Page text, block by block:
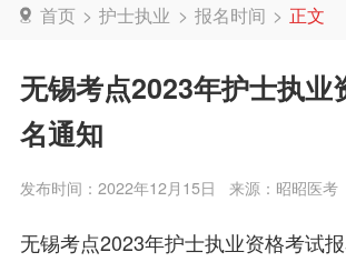
首页 > 护士执业 > 报名时间 > 正文
无锡考点2023年护士执业
名通知
发布时间：2022年12月15日 来源：昭昭医考
无锡考点2023年护士执业资格考试